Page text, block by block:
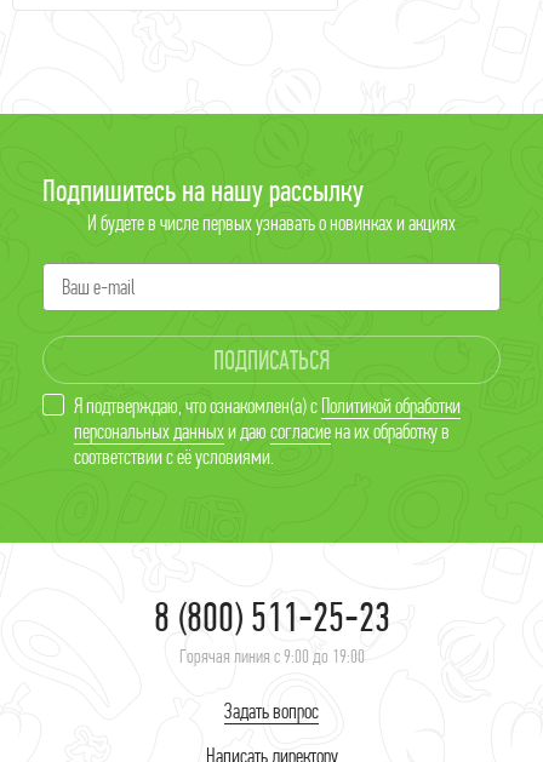
Подпишитесь на нашу рассылку
И будете в числе первых узнавать о новинках и акциях
ПОДПИСАТЬСЯ
Я подтверждаю, что ознакомлен(а) с Политикой обработки
персональных данныхи даю согласиена их обработку в
соответствии с её условиями.
8 (800) 511-25-23
Горячая линия с 9:00 до 19:00
Задать вопрос
Написать директору